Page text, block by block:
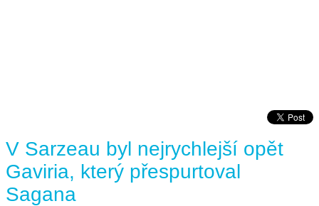
V Sarzeau byl nejrychlejší opět
Gaviria, který přespurtoval
Sagana